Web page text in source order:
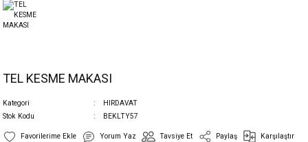
TEL KESME MAKASI
Kategori
HIRDAVAT
Stok Kodu
BEKLTY57
Yorum Yaz Tavsiye Et Paylaş Karşılaştır